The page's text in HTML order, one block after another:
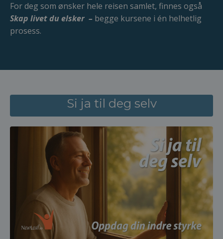
For deg som ønsker hele reisen samlet, finnes også
Skap livet du elsker – begge kursene i én helhetlig
prosess.
Si ja til deg selv